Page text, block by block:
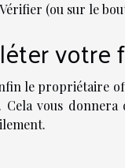
(ou sur le
votre
le propriétaire
vous donnera